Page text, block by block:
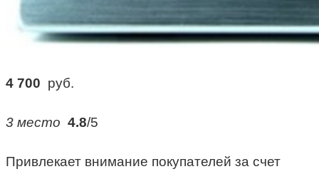
4 700 руб.
3 место 4.8/5
Привлекает внимание покупателей за счет